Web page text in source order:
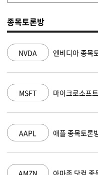
종목토론방
NVDA 엔비디아 종목
MSFT 마이크로소프
AAPL 애플 종목토론